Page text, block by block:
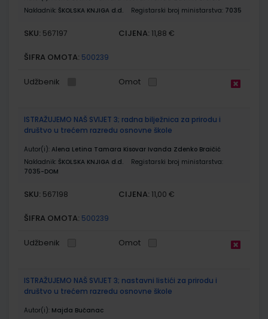
Nakladnik: ŠKOLSKA KNJIGA d.d. Registarski broj ministarstva: 7035
SKU: 567197 CIJENA: 11,88 €
ŠIFRA OMOTA: 500239
Udžbenik Omot
ISTRAŽUJEMO NAŠ SVIJET 3; radna bilježnica za prirodu i
društvo u trećem razredu osnovne škole
Autor(i): Alena Letina Tamara Kisovar Ivanda Zdenko Braičić
Nakladnik: ŠKOLSKA KNJIGA d.d.
Registarski broj ministarstva:
7035-DOM
SKU: 567198 CIJENA: 11,00 €
ŠIFRA OMOTA: 500239
Udžbenik Omot
ISTRAŽUJEMO NAŠ SVIJET 3; nastavni listići za prirodu i
društvo u trećem razredu osnovne škole
Autor(i): Majda Bučanac